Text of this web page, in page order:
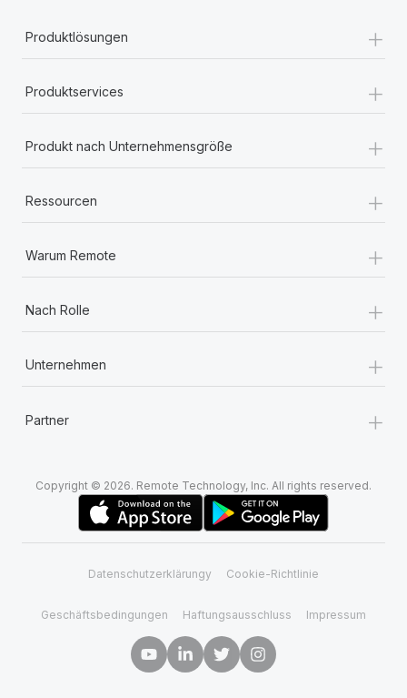
Produktlösungen +
Produktservices +
Produkt nach Unternehmensgröße +
Ressourcen +
Warum Remote +
Nach Rolle +
Unternehmen +
Partner +
Copyright © 2026. Remote Technology, Inc. All rights reserved.
Datenschutzerklärungy Cookie-Richtlinie
Geschäftsbedingungen Haftungsausschluss Impressum